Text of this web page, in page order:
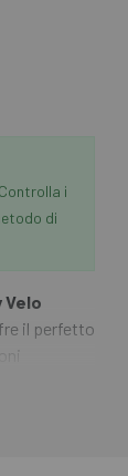
i
di
Velo
il perfetto